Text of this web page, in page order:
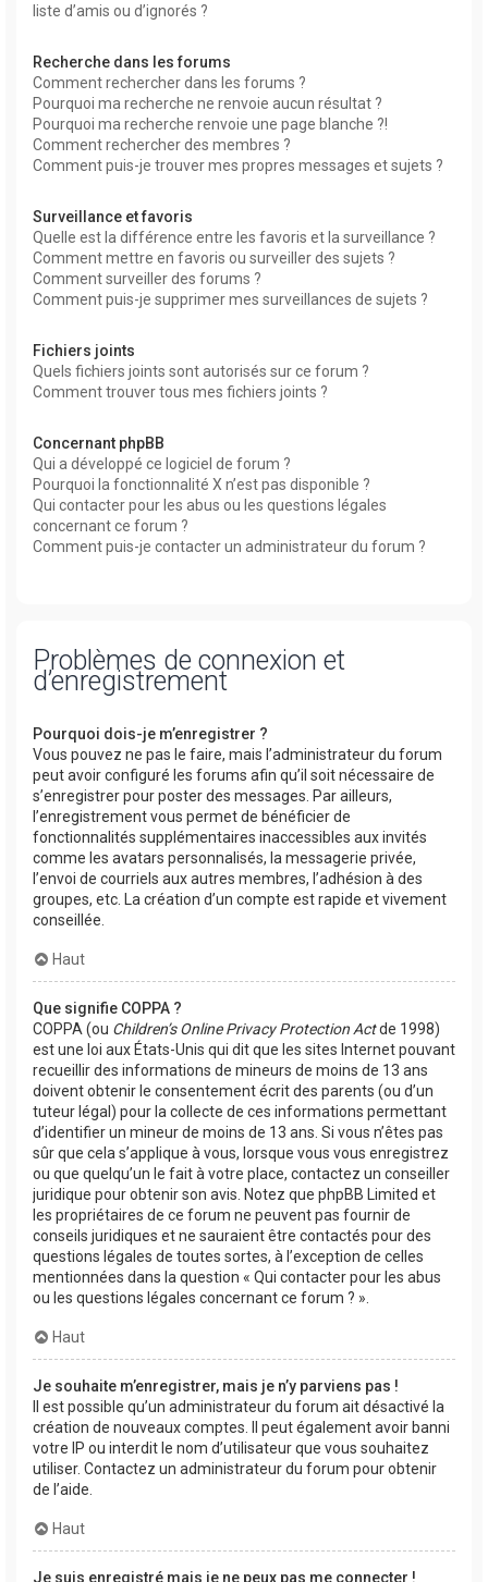
liste d’amis ou d’ignorés ?
Recherche dans les forums
Comment rechercher dans les forums ?
Pourquoi ma recherche ne renvoie aucun résultat ?
Pourquoi ma recherche renvoie une page blanche ?!
Comment rechercher des membres ?
Comment puis-je trouver mes propres messages et sujets ?
Surveillance et favoris
Quelle est la différence entre les favoris et la surveillance ?
Comment mettre en favoris ou surveiller des sujets ?
Comment surveiller des forums ?
Comment puis-je supprimer mes surveillances de sujets ?
Fichiers joints
Quels fichiers joints sont autorisés sur ce forum ?
Comment trouver tous mes fichiers joints ?
Concernant phpBB
Qui a développé ce logiciel de forum ?
Pourquoi la fonctionnalité X n’est pas disponible ?
Qui contacter pour les abus ou les questions légales
concernant ce forum ?
Comment puis-je contacter un administrateur du forum ?
Problèmes de connexion et
d’enregistrement
Pourquoi dois-je m’enregistrer ?
Vous pouvez ne pas le faire, mais l’administrateur du forum
peut avoir configuré les forums afin qu’il soit nécessaire de
s’enregistrer pour poster des messages. Par ailleurs,
l’enregistrement vous permet de bénéficier de
fonctionnalités supplémentaires inaccessibles aux invités
comme les avatars personnalisés, la messagerie privée,
l’envoi de courriels aux autres membres, l’adhésion à des
groupes, etc. La création d’un compte est rapide et vivement
conseillée.
Haut
Que signifie COPPA ?
COPPA (ou Children’s Online Privacy Protection Actde 1998)
est une loi aux États-Unis qui dit que les sites Internet pouvant
recueillir des informations de mineurs de moins de 13 ans
doivent obtenir le consentement écrit des parents (ou d’un
tuteur légal) pour la collecte de ces informations permettant
d’identifier un mineur de moins de 13 ans. Si vous n’êtes pas
sûr que cela s’applique à vous, lorsque vous vous enregistrez
ou que quelqu’un le fait à votre place, contactez un conseiller
juridique pour obtenir son avis. Notez que phpBB Limited et
les propriétaires de ce forum ne peuvent pas fournir de
conseils juridiques et ne sauraient être contactés pour des
questions légales de toutes sortes, à l’exception de celles
mentionnées dans la question « Qui contacter pour les abus
ou les questions légales concernant ce forum ? ».
Haut
Je souhaite m’enregistrer, mais je n’y parviens pas !
Il est possible qu’un administrateur du forum ait désactivé la
création de nouveaux comptes. Il peut également avoir banni
votre IP ou interdit le nom d’utilisateur que vous souhaitez
utiliser. Contactez un administrateur du forum pour obtenir
de l’aide.
Haut
Je suis enregistré mais je ne peux pas me connecter !